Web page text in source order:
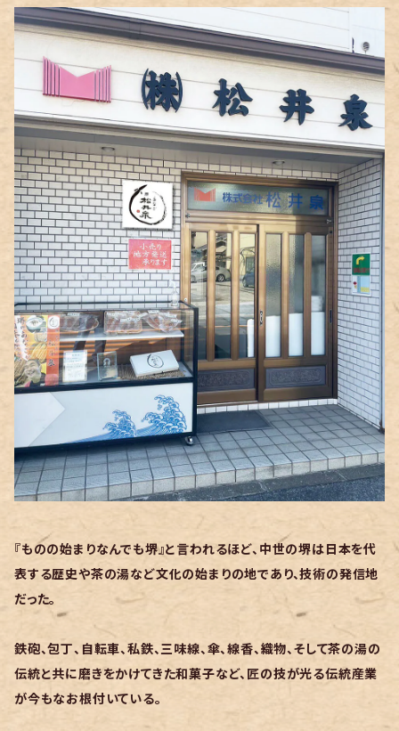
『ものの始まりなんでも堺』と言われるほど、中世の堺は日本を代
表する歴史や茶の湯など文化の始まりの地であり、技術の発信地
だった。
鉄砲、包丁、自転車、私鉄、三味線、傘、線香、織物、そして茶の湯の
伝統と共に磨きをかけてきた和菓子など、匠の技が光る伝統産業
が今もなお根付いている。